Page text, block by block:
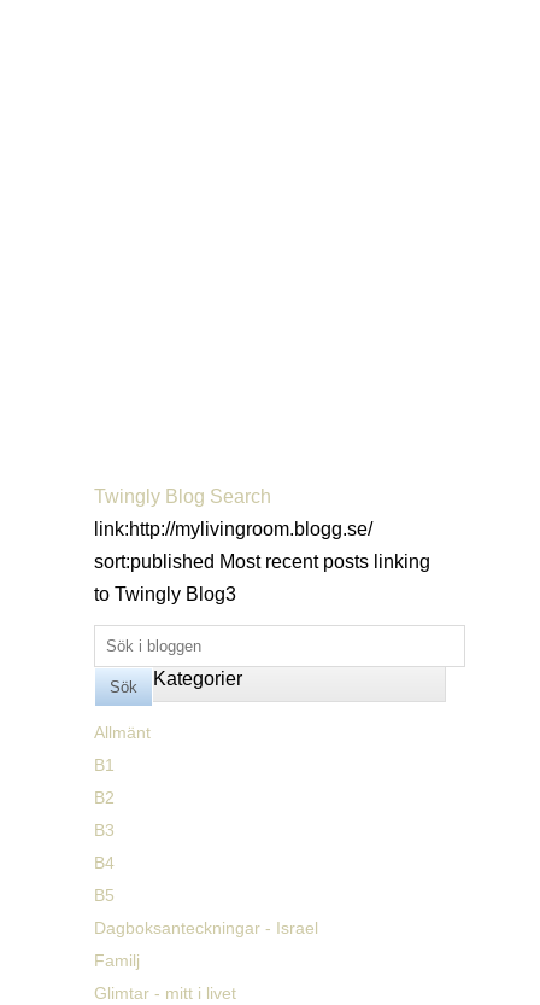
Twingly Blog Search
link:http://mylivingroom.blogg.se/
sort:published Most recent posts linking
to Twingly Blog3
Kategorier
Allmänt
B1
B2
B3
B4
B5
Dagboksanteckningar - Israel
Familj
Glimtar - mitt i livet